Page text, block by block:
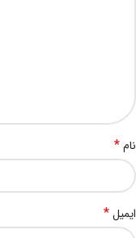
نام*
ایمیل*